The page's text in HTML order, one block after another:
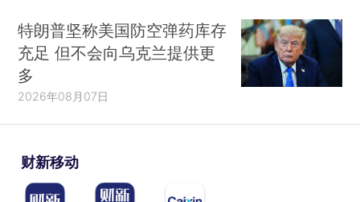
特朗普坚称美国防空弹药库存
充足 但不会向乌克兰提供更
多
2026年08月07日
财新移动